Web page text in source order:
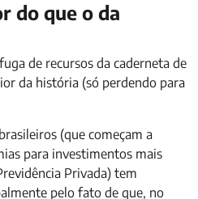
do que o da
de recursos da caderneta de
da história (só perdendo para
(que começam a
para investimentos mais
Privada) tem
pelo fato de que, no